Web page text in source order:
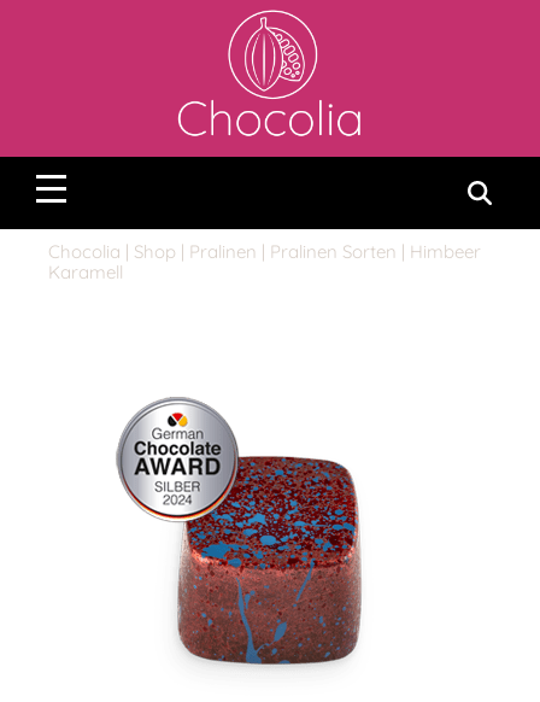
Chocolia | Shop | Pralinen | Pralinen Sorten | Himbeer
Karamell